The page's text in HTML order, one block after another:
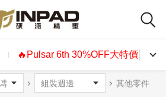
🔥Pulsar 6th 30%OFF大特價🔥
其他零件